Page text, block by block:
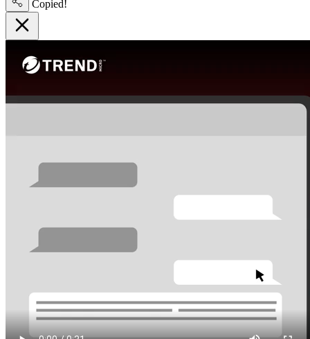
Copied!